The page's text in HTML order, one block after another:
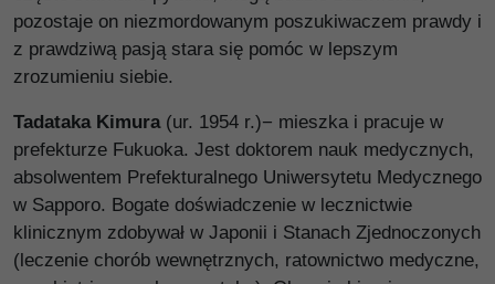
pozostaje on niezmordowanym poszukiwaczem prawdy i
z prawdziwą pasją stara się pomóc w lepszym
zrozumieniu siebie.
Tadataka Kimura (ur. 1954 r.)− mieszka i pracuje w
prefekturze Fukuoka. Jest doktorem nauk medycznych,
absolwentem Prefekturalnego Uniwersytetu Medycznego
w Sapporo. Bogate doświadczenie w lecznictwie
klinicznym zdobywał w Japonii i Stanach Zjednoczonych
(leczenie chorób wewnętrznych, ratownictwo medyczne,